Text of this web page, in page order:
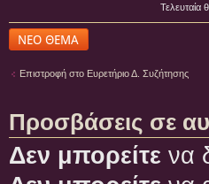
Τελευταία
Δημιουργία νέου
θέματος
Επιστροφή στο Ευρετήριο Δ. Συζήτησης
Προσβάσεις σε
Δεν μπορείτε να